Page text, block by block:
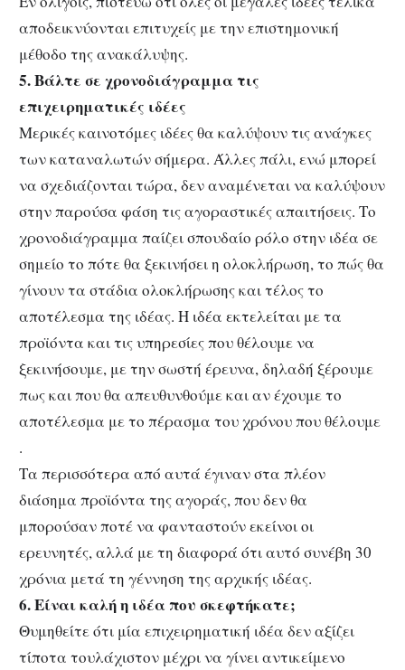
αποδεικνύονται επιτυχείς με την επιστημονική
μέθοδο της ανακάλυψης.
5. Βάλτε σε χρονοδιάγραμμα τις
επιχειρηματικές ιδέες
Μερικές καινοτόμες ιδέες θα καλύψουν τις ανάγκες
των καταναλωτών σήμερα. Άλλες πάλι, ενώ μπορεί
να σχεδιάζονται τώρα, δεν αναμένεται να καλύψουν
στην παρούσα φάση τις αγοραστικές απαιτήσεις. Το
χρονοδιάγραμμα παίζει σπουδαίο ρόλο στην ιδέα σε
σημείο το πότε θα ξεκινήσει η ολοκλήρωση, το πώς θα
γίνουν τα στάδια ολοκλήρωσης και τέλος το
αποτέλεσμα της ιδέας. Η ιδέα εκτελείται με τα
προϊόντα και τις υπηρεσίες που θέλουμε να
ξεκινήσουμε, με την σωστή έρευνα, δηλαδή ξέρουμε
πως και που θα απευθυνθούμε και αν έχουμε το
αποτέλεσμα με το πέρασμα του χρόνου που θέλουμε
.
Τα περισσότερα από αυτά έγιναν στα πλέον
διάσημα προϊόντα της αγοράς, που δεν θα
μπορούσαν ποτέ να φανταστούν εκείνοι οι
ερευνητές, αλλά με τη διαφορά ότι αυτό συνέβη 30
χρόνια μετά τη γέννηση της αρχικής ιδέας.
6. Είναι καλή η ιδέα που σκεφτήκατε;
Θυμηθείτε ότι μία επιχειρηματική ιδέα δεν αξίζει
τίποτα τουλάχιστον μέχρι να γίνει αντικείμενο